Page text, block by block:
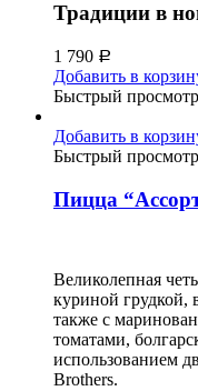
Традиции в
1 790 Р
Добавить в
Быстрый просмотр
Добавить в
Быстрый просмотр
Пицца
Великолепная
куриной грудкой,
также с
томатами,
использованием
Brothers.